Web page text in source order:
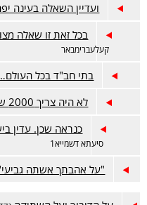
ועדיין השאלה בעינה
בכל זאת זו שאלה
קעלעברימבאר
בתי חב"ד בכל
לא היה צריך 2000 שנה בשביל זה
כנראה שכן. עדין
סיעתא דשמייא1
"על אהבתך אשתה